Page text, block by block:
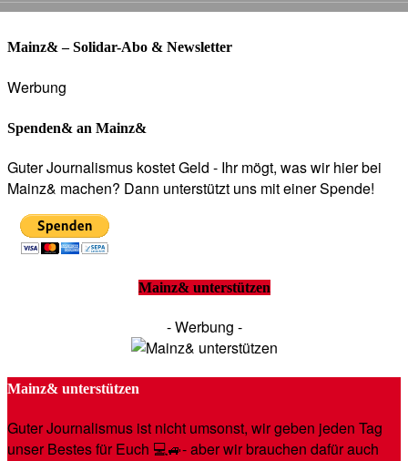
Mainz& – Solidar-Abo & Newsletter
Werbung
Spenden& an Mainz&
Guter Journalismus kostet Geld - Ihr mögt, was wir hier bei
Mainz& machen? Dann unterstützt uns mit einer Spende!
Mainz& unterstützen
- Werbung -
Mainz& unterstützen
Guter Journalismus ist nicht umsonst, wir geben jeden Tag
unser Bestes für Euch 💻🚙- aber wir brauchen dafür auch